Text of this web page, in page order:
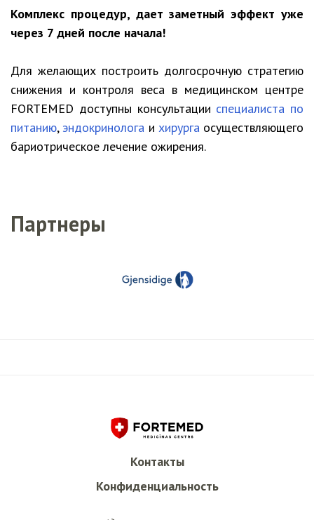
Комплекс процедур, дает заметный эффект уже
через 7 дней после начала!
Для желающих построить долгосрочную стратегию
снижения и контроля веса в медицинском центре
FORTEMED доступны консультации специалиста по
питанию, эндокринолога и хирургаосуществляющего
бариотрическое лечение ожирения.
Партнеры
Контакты
Конфиденциальность